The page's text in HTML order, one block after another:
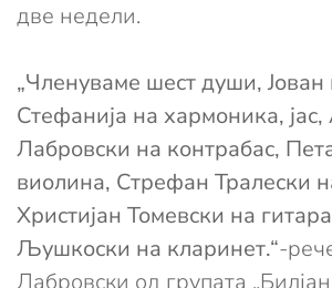
две недели.
„Членуваме шест души, Јован
Стефанија на хармоника, јас,
Лабровски на контрабас,
виолина, Стрефан Тралески
Христијан Томевски на
Љушкоски на кларинет.“-